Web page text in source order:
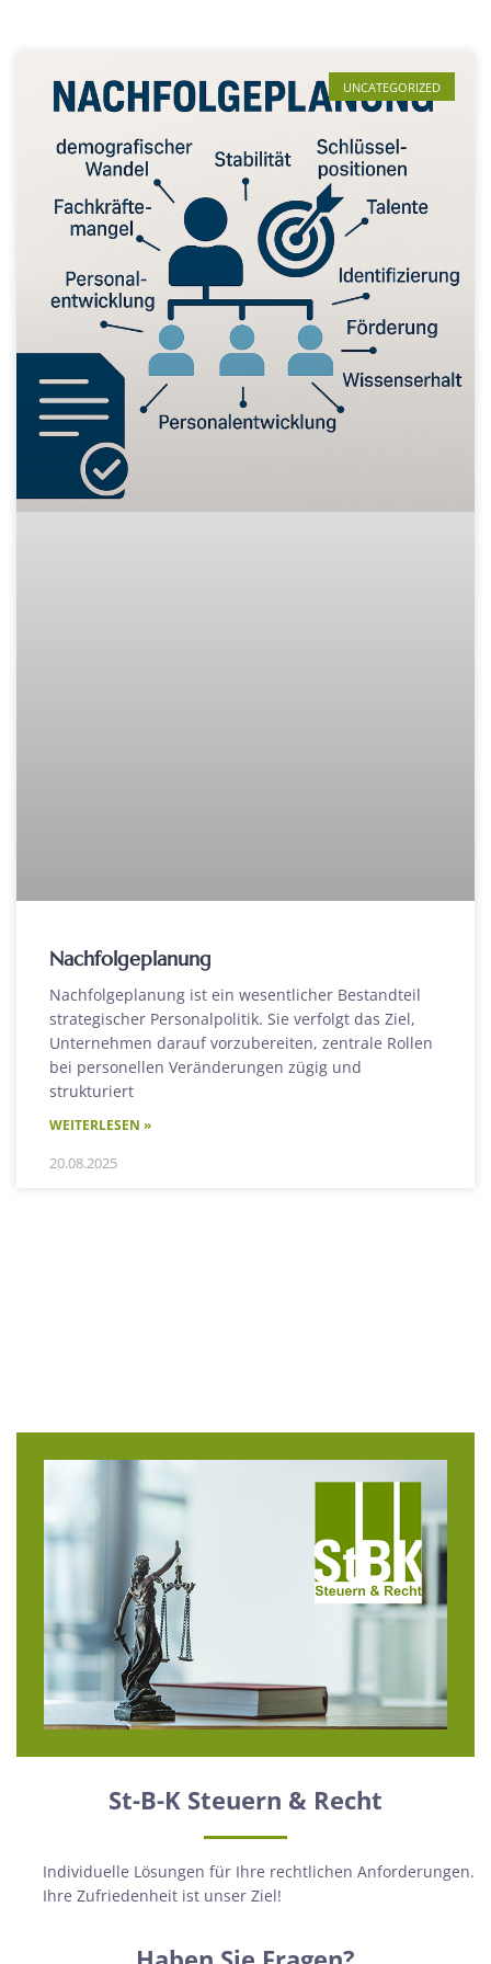
UNCATEGORIZED
Nachfolgeplanung
Nachfolgeplanung ist ein wesentlicher Bestandteil
strategischer Personalpolitik. Sie verfolgt das Ziel,
Unternehmen darauf vorzubereiten, zentrale Rollen
bei personellen Veränderungen zügig und
strukturiert
WEITERLESEN »
20.08.2025
St-B-K Steuern & Recht
Individuelle Lösungen für Ihre rechtlichen Anforderungen.
Ihre Zufriedenheit ist unser Ziel!